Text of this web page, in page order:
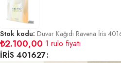
Stok kodu: Duvar Kağıdı Ravena İris
₺2.100,00 1 rulo fiyatı
İRİS 401627